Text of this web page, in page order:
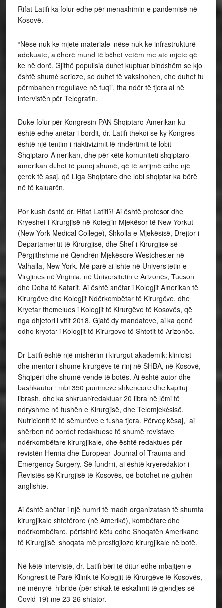
Rifat Latifi ka folur edhe për menaxhimin e pandemisë në
Kosovë.
“Nëse nuk ke mjete materiale, nëse nuk ke infrastrukturë
adekuate, atëherë mund të bëhet vetëm me ato mjete që
ke në dorë. Gjithë popullsia duhet kuptuar bindshëm se kjo
është shumë serioze, se duhet të vaksinohen, dhe duhet tu
përmbahen rregullave në fuqi”, tha ndër të tjera ai në
intervistën për Telegrafin.
Duke folur për Kongresin PAN Shqiptaro-Amerikan ku
është edhe anëtar i bordit, dr. Latifi thekoi se ky Kongres
është një tentim i riaktivizimit të rindërtimit të lobit
Shqiptaro-Amerikan, dhe për këtë komuniteti shqiptaro-
amerikan duhet të punoj shumë, që të arrijmë edhe një
çerek të asaj, që Liga Shqiptare dhe lobi shqiptar ka bërë
në të kaluarën.
Por kush është dr. Rifat Latifi?! Ai është profesor dhe
Kryeshef i Kirurgjisë në Kolegjin Mjekësor të New Yorkut
(New York Medical College), Shkolla e Mjekësisë, Drejtor i
Departamentit të Kirurgjisë, dhe Shef i Kirurgjisë së
Përgjithshme në Qendrën Mjekësore Westchester në
Valhalla, New York. Më parë ai ishte në Universitetin e
Virgjines në Virginia, në Universitetin e Arizonës, Tucson
dhe Doha të Katarit. Ai është anëtar i Kolegjit Amerikan të
Kirurgëve dhe Kolegjit Ndërkombëtar të Kirurgëve, dhe
Kryetar themelues i Kolegjit të Kirurgëve të Kosovës, që
nga dhjetori i vitit 2018. Gjatë dy mandateve, ai ka qenë
edhe kryetar i Kolegjit të Kirurgeve të Shtetit të Arizonës.
Dr Latifi është një mishërim i kirurgut akademik: klinicist
dhe mentor i shume kirurgëve të rinj në SHBA, në Kosovë,
Shqipëri dhe shumë vende të botës. Ai është autor dhe
bashkautor i mbi 350 punimeve shkencore dhe kapituj
librash, dhe ka shkruar/redaktuar 20 libra në lëmi të
ndryshme në fushën e Kirurgjisë, dhe Telemjekësisë,
Nutricionit të të sëmurëve e fusha tjera. Përveç kësaj, ai
shërben në bordet redaktuese të shumë revistave
ndërkombëtare kirurgjikale, dhe është redaktues për
revistën Hernia dhe European Journal of Trauma and
Emergency Surgery. Së fundmi, ai është kryeredaktor i
Revistës së Kirurgjisë të Kosovës, që botohet në gjuhën
anglishte.
Ai është anëtar i një numri të madh organizatash të shumta
kirurgjikale shtetërore (në Amerikë), kombëtare dhe
ndërkombëtare, përfshirë këtu edhe Shoqatën Amerikane
të Kirurgjisë, shoqata më prestigjioze kirurgjikale në botë.
Në këtë intervistë, dr. Latifi bëri të ditur edhe mbajtjen e
Kongresit të Parë Klinik të Kolegjit të Kirurgëve të Kosovës,
në mënyrë hibride (për shkak të eskalimit të gjendjes së
Covid-19) me 23-26 shtator.